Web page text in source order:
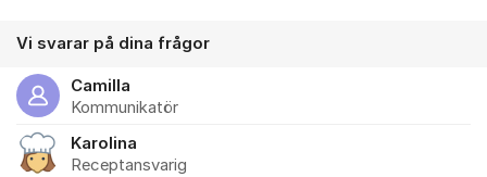
Vi svarar på dina frågor
Camilla
Kommunikatör
Karolina
Receptansvarig